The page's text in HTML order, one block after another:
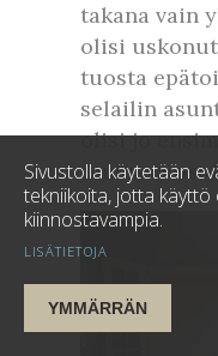
takana vain
olisi
tuosta
selailin
olisi jo
uudessa
LISÄTIETOJA
Sivustolla käytetään
tekniikoita, jotta
kiinnostavampia.
YMMÄRRÄN